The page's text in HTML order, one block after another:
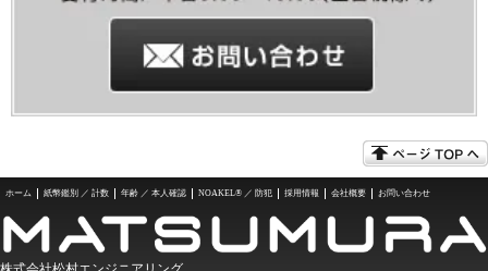
ホーム 紙幣鑑別 ／ 計数 年齢 ／ 本人確認 NOAKEL® ／ 防犯 採用情報 会社概要 お問い合わせ